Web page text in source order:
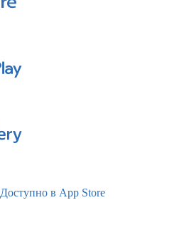
Доступно в App Store